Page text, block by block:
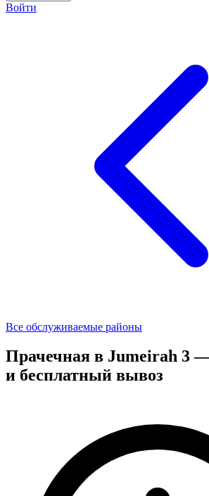
Войти
Все обслуживаемые районы
Прачечная в Jumeirah 3
и бесплатный вывоз